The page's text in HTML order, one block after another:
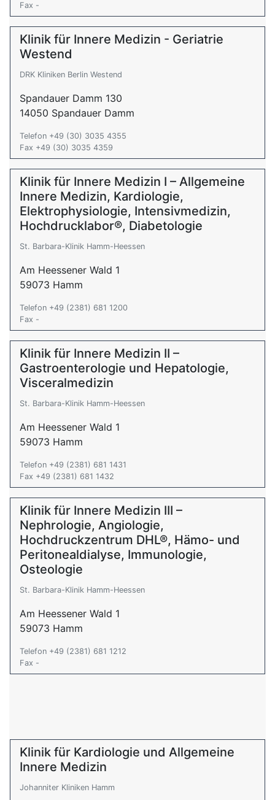
Fax -
Klinik für Innere Medizin - Geriatrie
Westend
DRK Kliniken Berlin Westend
Spandauer Damm 130
14050 Spandauer Damm
Telefon +49 (30) 3035 4355
Fax +49 (30) 3035 4359
Klinik für Innere Medizin I – Allgemeine
Innere Medizin, Kardiologie,
Elektrophysiologie, Intensivmedizin,
Hochdrucklabor®, Diabetologie
St. Barbara-Klinik Hamm-Heessen
Am Heessener Wald 1
59073 Hamm
Telefon +49 (2381) 681 1200
Fax -
Klinik für Innere Medizin II –
Gastroenterologie und Hepatologie,
Visceralmedizin
St. Barbara-Klinik Hamm-Heessen
Am Heessener Wald 1
59073 Hamm
Telefon +49 (2381) 681 1431
Fax +49 (2381) 681 1432
Klinik für Innere Medizin III –
Nephrologie, Angiologie,
Hochdruckzentrum DHL®, Hämo- und
Peritonealdialyse, Immunologie,
Osteologie
St. Barbara-Klinik Hamm-Heessen
Am Heessener Wald 1
59073 Hamm
Telefon +49 (2381) 681 1212
Fax -
Klinik für Kardiologie und Allgemeine
Innere Medizin
Johanniter Kliniken Hamm